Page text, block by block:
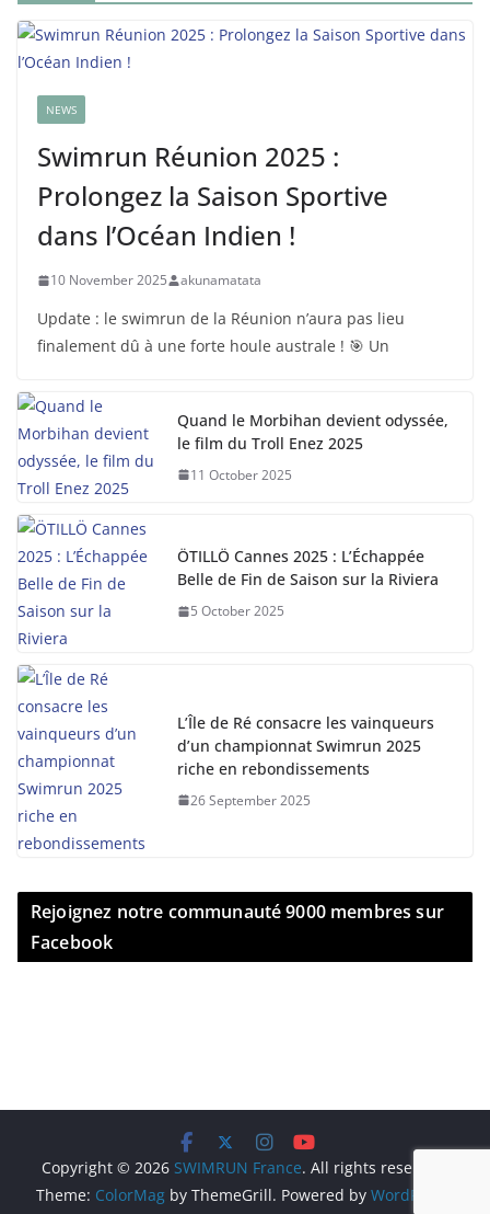
NEWS
Swimrun Réunion 2025 :
Prolongez la Saison Sportive
dans l’Océan Indien !
10 November 2025 akunamatata
Update : le swimrun de la Réunion n’aura pas lieu
finalement dû à une forte houle australe ! 🎯 Un
Quand le Morbihan devient odyssée,
le film du Troll Enez 2025
11 October 2025
ÖTILLÖ Cannes 2025 : L’Échappée
Belle de Fin de Saison sur la Riviera
5 October 2025
L’Île de Ré consacre les vainqueurs
d’un championnat Swimrun 2025
riche en rebondissements
26 September 2025
Rejoignez notre communauté 9000 membres sur
Facebook
Copyright © 2026 SWIMRUN France. All rights reserved.
Theme: ColorMag by ThemeGrill. Powered by WordPress